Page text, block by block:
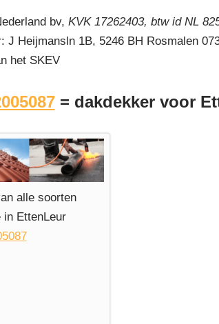
bv, KVK 17262403, btw id NL
J Heijmansln 1B, 5246 BH Rosmalen
het SKEV
= dakdekker voor
alle soorten
in EttenLeur